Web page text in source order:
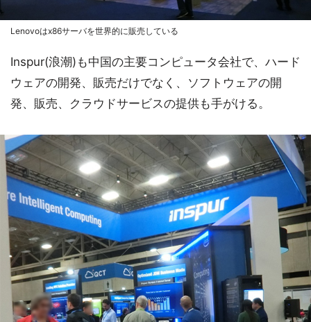
Lenovoはx86サーバを世界的に販売している
Inspur(浪潮)も中国の主要コンピュータ会社で、ハード
ウェアの開発、販売だけでなく、ソフトウェアの開
発、販売、クラウドサービスの提供も手がける。